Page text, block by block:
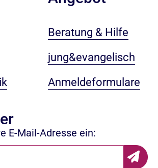
Beratung & Hilfe
jung&evangelisch
Anmeldeformulare
E-Mail-Adresse ein: